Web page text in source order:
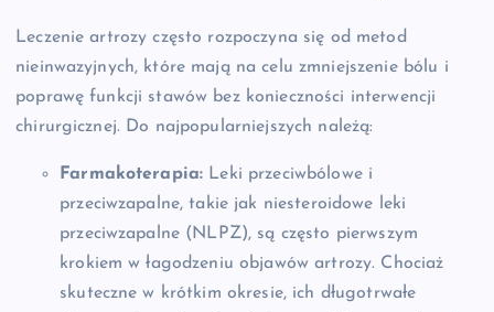
Leczenie artrozy często rozpoczyna się od metod
nieinwazyjnych, które mają na celu zmniejszenie bólu i
poprawę funkcji stawów bez konieczności interwencji
chirurgicznej. Do najpopularniejszych należą:
Farmakoterapia: Leki przeciwbólowe i
przeciwzapalne, takie jak niesteroidowe leki
przeciwzapalne (NLPZ), są często pierwszym
krokiem w łagodzeniu objawów artrozy. Chociaż
skuteczne w krótkim okresie, ich długotrwałe